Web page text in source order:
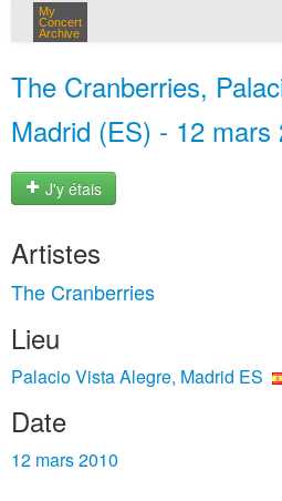
My
Concert
Archive
The Cranberries,
Madrid (ES) - 12 mars
J'y étais
Artistes
The Cranberries
Lieu
Palacio Vista Alegre, Madrid ES
Date
12 mars 2010